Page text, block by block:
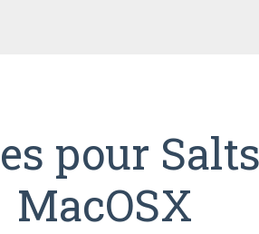
pour
MacOSX